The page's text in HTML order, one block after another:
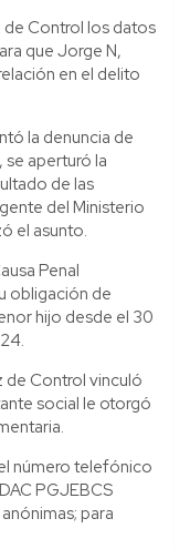
de Control los datos
que Jorge N,
en el delito
la denuncia de
aperturó la
de las
del Ministerio
el asunto.
Penal
obligación de
hijo desde el 30
de Control vinculó
social le otorgó
número telefónico
PGJEBCS
para